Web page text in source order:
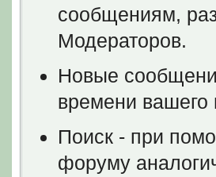
сообщениям,
Модераторов.
Новые
времени вашего
Поиск - при
форуму